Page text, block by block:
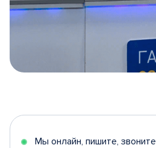
5
Мы онлайн, пишите, звоните